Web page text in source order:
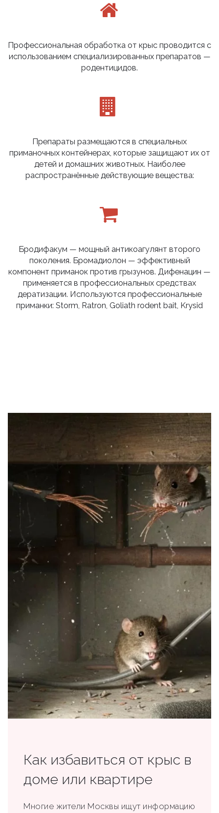
Профессиональная обработка от крыс проводится с
использованием специализированных препаратов —
родентицидов.
Препараты размещаются в специальных
приманочных контейнерах, которые защищают их от
детей и домашних животных. Наиболее
распространённые действующие вещества:
Бродифакум — мощный антикоагулянт второго
поколения. Бромадиолон — эффективный
компонент приманок против грызунов. Дифенацин —
применяется в профессиональных средствах
дератизации. Используются профессиональные
приманки: Storm, Ratron, Goliath rodent bait, Krysid
Как избавиться от крыс в
доме или квартире
Многие жители Москвы ищут информацию